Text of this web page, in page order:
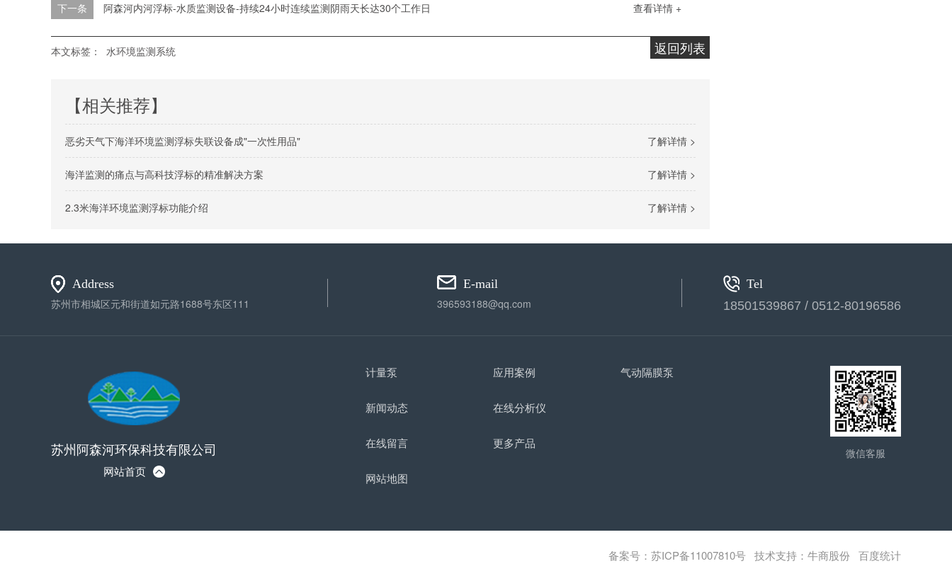
查看详情 +
下一条 阿森河内河浮标-水质监测设备-持续24小时连续监测阴雨天长达30个工作日
返回列表
本文标签： 水环境监测系统
【相关推荐】
了解详情 >
恶劣天气下海洋环境监测浮标失联设备成"一次性用品"
了解详情 >
海洋监测的痛点与高科技浮标的精准解决方案
了解详情 >
2.3米海洋环境监测浮标功能介绍
水质监测浮标（ASH-600）
卧式计量泵(1)
Address
苏州市相城区元和街道如元路1688号东区111
E-mail
396593188@qq.com
Tel
18501539867 / 0512-80196586
苏州阿森河环保科技有限公司
网站首页
计量泵 应用案例 气动隔膜泵
新闻动态 在线分析仪
在线留言 更多产品
网站地图
微信客服
备案号： 苏ICP备11007810号 技术支持：牛商股份 百度统计